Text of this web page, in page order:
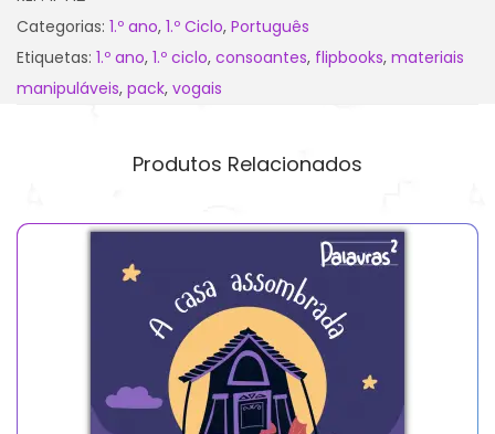
Categorias: 1.º ano, 1.º Ciclo, Português
Etiquetas: 1.º ano, 1.º ciclo, consoantes, flipbooks, materiais
manipuláveis, pack, vogais
Produtos Relacionados